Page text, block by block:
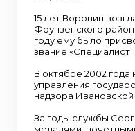
15 лет Воронин
Фрунзенского
году ему было
звание «Специалист 1
В октябре 2002 года
управления
надзора Ивановской
За годы службы